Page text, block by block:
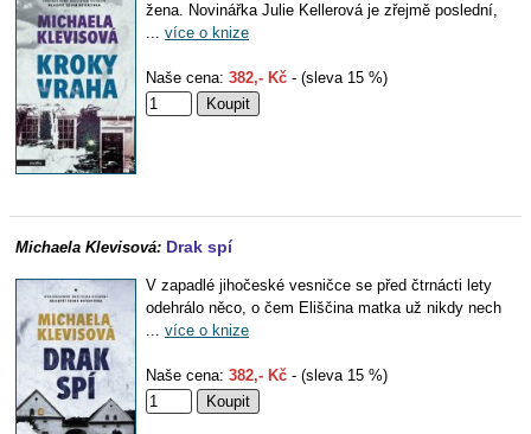
žena. Novinářka Julie Kellerová je zřejmě poslední,
... více o knize
Naše cena: 382,- Kč - (sleva 15 %)
Michaela Klevisová: Drak spí
V zapadlé jihočeské vesničce se před čtrnácti lety
odehrálo něco, o čem Eliščina matka už nikdy nech
... více o knize
Naše cena: 382,- Kč - (sleva 15 %)